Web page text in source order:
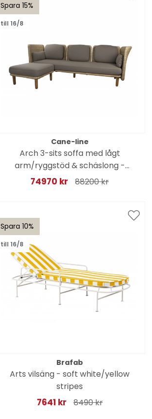
Spara 15%
till 16/8
Cane-line
Arch 3-sits soffa med lågt
arm/ryggstöd & schäslong -
natur/taupe dynor
74970 kr 88200 kr
Spara 10%
till 16/8
Brafab
Arts vilsäng - soft white/yellow
stripes
7641 kr 8490 kr